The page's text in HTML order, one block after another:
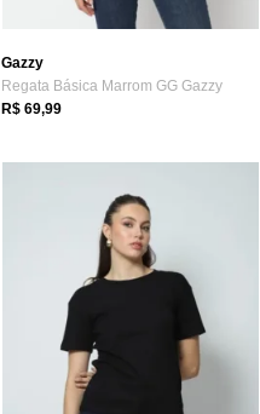
Gazzy
Regata Básica Marrom GG Gazzy
R$ 69,99